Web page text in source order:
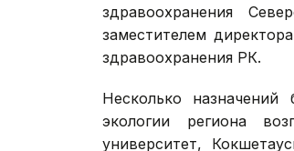
здравоохранения
заместителем
здравоохранения РК.
Несколько
экологии региона
университет,